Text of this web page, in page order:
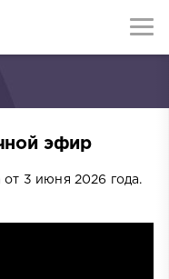
эфир
3 июня 2026 года.